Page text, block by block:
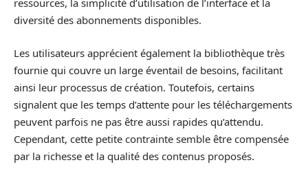
ressources, la simplicité d’utilisation de l’interface et la
diversité des abonnements disponibles.
Les utilisateurs apprécient également la bibliothèque très
fournie qui couvre un large éventail de besoins, facilitant
ainsi leur processus de création. Toutefois, certains
signalent que les temps d’attente pour les téléchargements
peuvent parfois ne pas être aussi rapides qu’attendu.
Cependant, cette petite contrainte semble être compensée
par la richesse et la qualité des contenus proposés.